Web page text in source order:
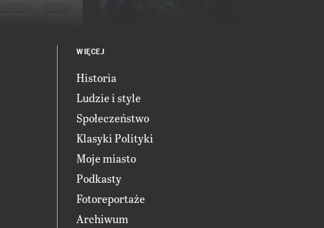
WIĘCEJ
Historia
Ludzie i style
Społeczeństwo
Klasyki Polityki
Moje miasto
Podkasty
Fotoreportaże
Archiwum